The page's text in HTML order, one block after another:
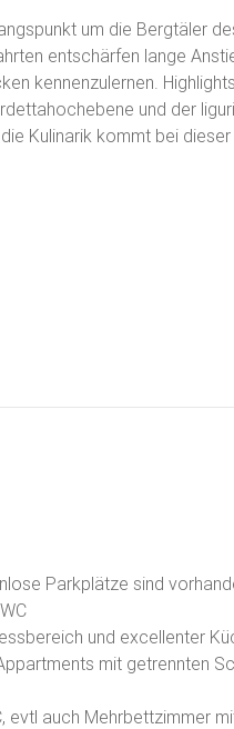
um die Bergtäler
entschärfen lange
kennenzulernen.
und der
Kulinarik kommt bei dieser
Parkplätze sind
und excellenter
mit getrennten
evtl auch Mehrbettzimmer